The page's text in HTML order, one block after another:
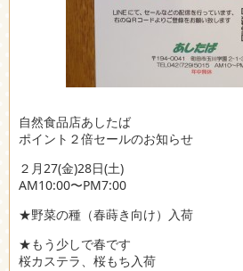
自然食品店あしたば
ポイント２倍セールのお知らせ
２月27(金)28日(土)
AM10:00〜PM7:00
★野菜の種（春蒔き向け）入荷
★もう少しで春です
桜カステラ、桜もち入荷